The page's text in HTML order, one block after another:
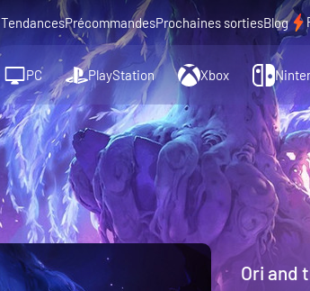
TendancesPrécommandesProchaines sortiesBlog
PC PlayStation Xbox
Ori and